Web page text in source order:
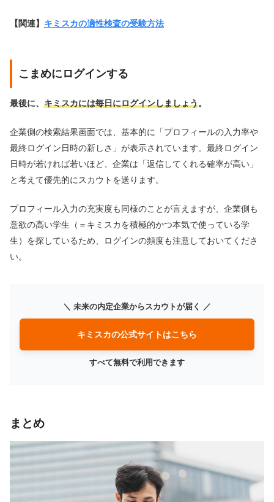
【関連】 キミスカの適性検査の受験方法
こまめにログインする
最後に、 キミスカには毎日にログインしましょう。
企業側の検索結果画面では、基本的に「プロフィールの入力率や
最終ログイン日時の新しさ」が表示されています。最終ログイン
日時が若ければ若いほど、企業は「返信してくれる確率が高い」
と考えて優先的にスカウトを送ります。
プロフィール入力の充実度も同様のことが言えますが、企業側も
意欲の高い学生（＝キミスカを積極的かつ本気で使っている学
生）を探しているため、ログインの頻度も注意しておいてくださ
い。
＼ 未来の内定企業からスカウトが届く ／
キミスカの公式サイトはこちら
すべて無料で利用できます
まとめ